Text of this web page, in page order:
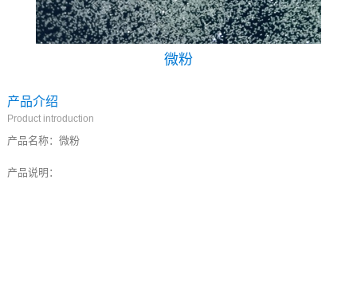
微粉
产品介绍
Product introduction
产品名称： 微粉
产品说明：